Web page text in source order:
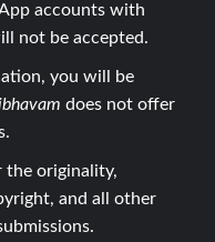
accounts with
not be accepted.
you will be
does not offer
the originality,
and all other